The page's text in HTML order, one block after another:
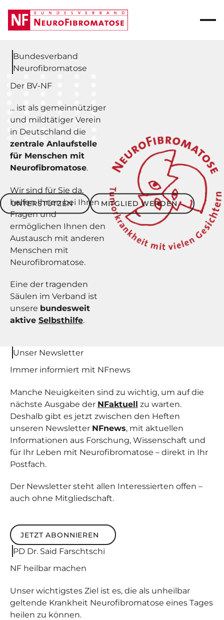
Bundesverband
Neurofibromatose
Der BV-NF
... ist als gemeinnütziger
und mildtätiger Verein
in Deutschland die
zentrale Anlaufstelle
für Menschen mit
Neurofibromatose.
Wir sind für Sie da,
helfen Ihnen bei Ihren
Fragen und
ermöglichen Ihnen den
Austausch mit anderen
Menschen mit
Neurofibromatose.
Eine der tragenden
Säulen im Verband ist
unsere bundesweit
aktive Selbsthilfe.
Unterstützen
UNTERSTÜTZEN Mitglied werden
MITGLIED WERDEN
Unser Newsletter
Immer informiert mit NFnews
Manche Neuigkeiten sind zu wichtig, um auf die
nächste Ausgabe der NFaktuell zu warten.
Deshalb gibt es jetzt zwischen den Heften
unseren Newsletter NFnews, mit aktuellen
Informationen aus Forschung, Wissenschaft und
für Ihr Leben mit Neurofibromatose – direkt in Ihr
Postfach.
Der Newsletter steht allen Interessierten offen –
auch ohne Mitgliedschaft.
Jetzt abonnieren
JETZT ABONNIEREN
PD Dr. Said Farschtschi
NF heilbarmachen
Unser wichtigstes Ziel ist es, die als unheilbar
geltende Krankheit Neurofibromatose eines Tages
heilen zu können.